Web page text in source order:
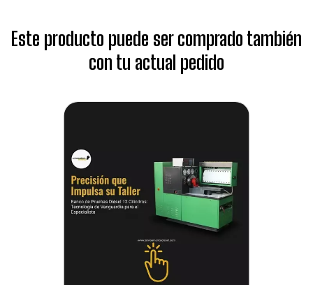
Este producto puede ser comprado también
con tu actual pedido